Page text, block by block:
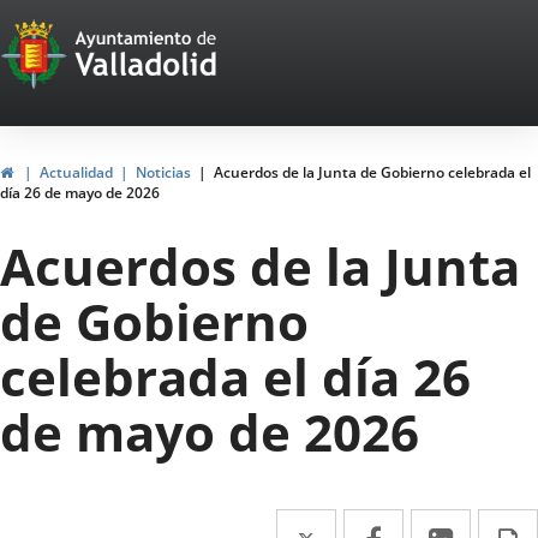
Portal
Web
del
Ayuntamiento
de
Valladolid
InicioActualidad Noticias
Acuerdos de la Junta de Gobierno celebrada el
día 26 de mayo de 2026
Acuerdos de la Junta
de Gobierno
celebrada el día 26
de mayo de 2026
Twitter
Enlace Facebook
EnlaceEnlace